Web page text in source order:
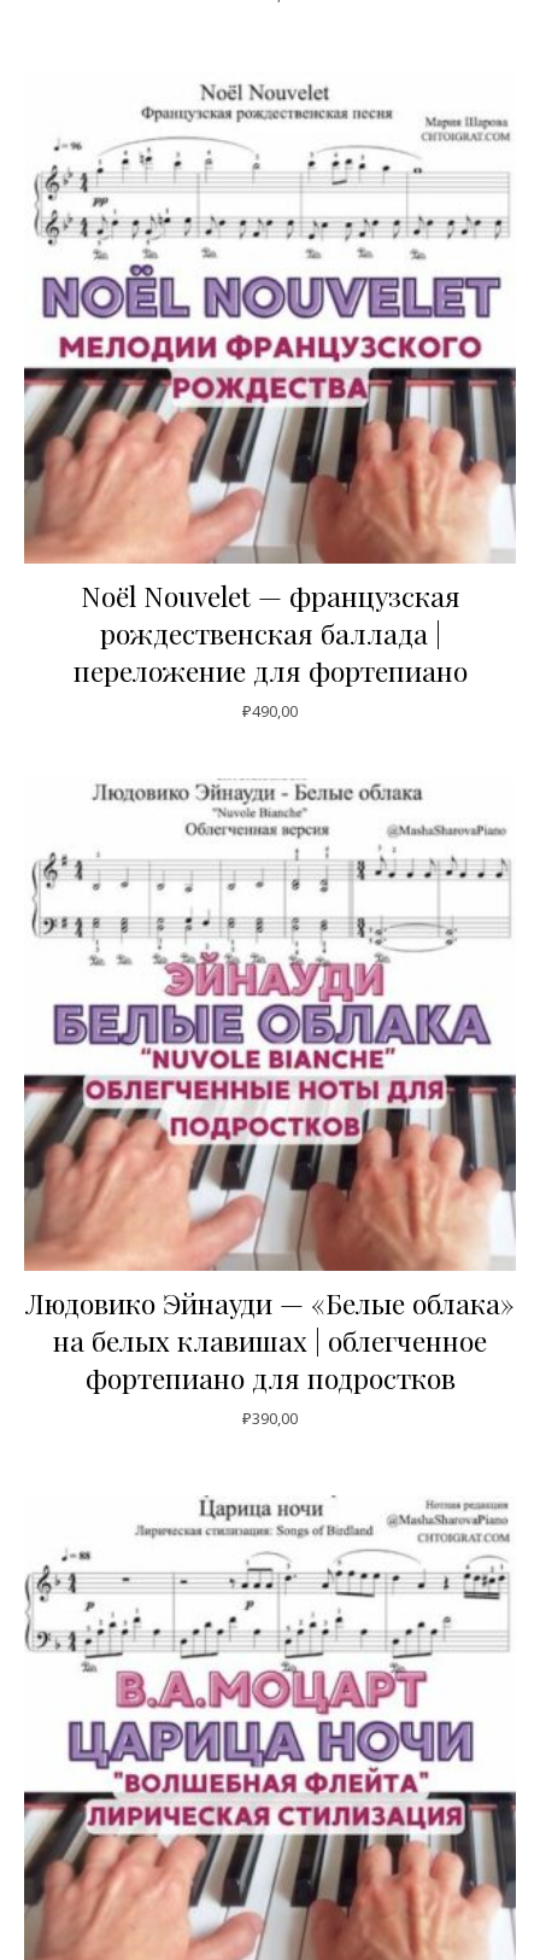
Noël Nouvelet — французская
рождественская баллада |
переложение для фортепиано
₽490,00
Людовико Эйнауди — «Белые облака»
на белых клавишах | облегченное
фортепиано для подростков
₽390,00